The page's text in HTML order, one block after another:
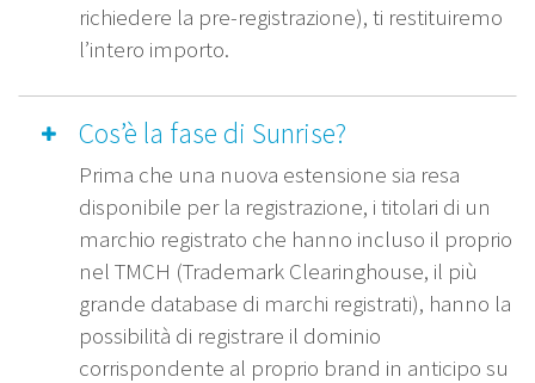
richiedere la pre-registrazione), ti restituiremo
l’intero importo.
Cos’è la fase di Sunrise?
Prima che una nuova estensione sia resa
disponibile per la registrazione, i titolari di un
marchio registrato che hanno incluso il proprio
nel TMCH (Trademark Clearinghouse, il più
grande database di marchi registrati), hanno la
possibilità di registrare il dominio
corrispondente al proprio brand in anticipo su